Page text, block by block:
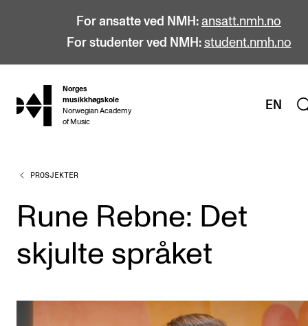
For ansatte ved NMH: ansatt.nmh.no
For studenter ved NMH: student.nmh.no
hjem
Norges
musikkhøgskole
Norwegian Academy
of Music
EN
STUDIER
Alle studier
Bachelor
Master
Årsstudium og videreutdanning
PROSJEKTER
Rune Rebne: Det
skjulte språket